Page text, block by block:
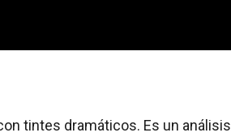
tintes dramáticos. Es un análisis